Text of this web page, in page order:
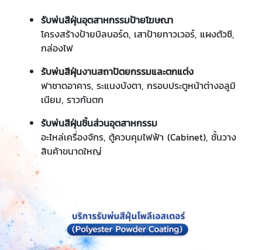
รับพ่นสีฝุ่นอุตสาหกรรมป้ายโฆษณา
โครงสร้างป้ายบิลบอร์ด, เสาป้ายทาวเวอร์, แผงตัวซี,
กล่องไฟ
รับพ่นสีฝุ่นงานสถาปัตยกรรมและตกแต่ง
ฟาซาดอาคาร, ระแนงบังตา, กรอบประตูหน้าต่างอลูมิ
เนียม, ราวกันตก
รับพ่นสีฝุ่นชิ้นส่วนอุตสาหกรรม
อะไหล่เครื่องจักร, ตู้ควบคุมไฟฟ้า (Cabinet), ชั้นวาง
สินค้าขนาดใหญ่